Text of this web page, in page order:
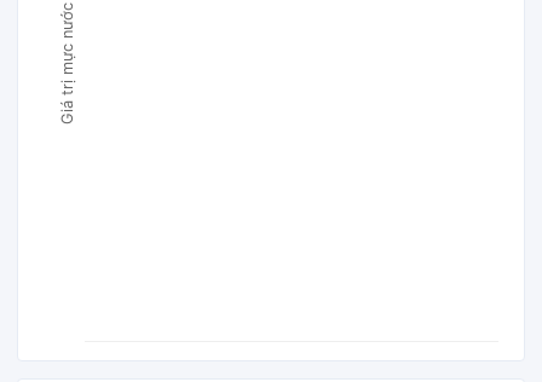
Giá trị mực nước